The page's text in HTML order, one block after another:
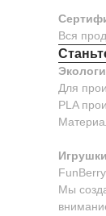
Вся
Для
PLA
Мы